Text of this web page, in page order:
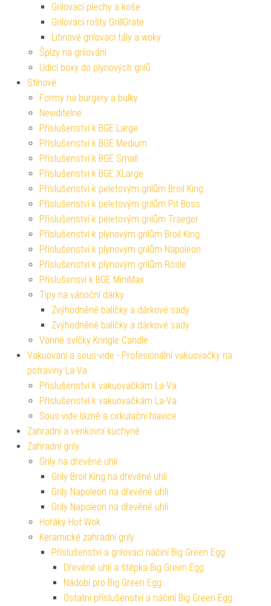
Grilovací plechy a koše
Grilovací rošty GrillGrate
Litinové grilovací tály a woky
Špízy na grilování
Udící boxy do plynových grilů
Stínové
Formy na burgery a bulky
Neviditelne
Příslušenství k BGE Large
Příslušenství k BGE Medium
Příslušenství k BGE Small
Příslušenství k BGE XLarge
Příslušenství k peletovým grilům Broil King
Příslušenství k peletovým grilům Pit Boss
Příslušenství k peletovým grilům Traeger
Příslušenství k plynovým grilům Broil King
Příslušenství k plynovým grilům Napoleon
Příslušenství k plynovým grilům Rösle
Příslušensví k BGE MiniMax
Tipy na vánoční dárky
Zvýhodněné balíčky a dárkové sady
Zvýhodněné balíčky a dárkové sady
Vonné svíčky Kringle Candle
Vakuování a sous-vide - Profesionální vakuovačky na
potraviny La-Va
Příslušenství k vakuovačkám La-Va
Příslušenství k vakuovačkám La-Va
Sous-vide lázně a cirkulační hlavice
Zahradní a venkovní kuchyně
Zahradní grily
Grily na dřevěné uhlí
Grily Broil King na dřevěné uhlí
Grily Napoleon na dřevěné uhlí
Grily Napoleon na dřevěné uhlí
Hořáky Hot Wok
Keramické zahradní grily
Příslušenství a grilovací náčiní Big Green Egg
Dřevěné uhlí a štěpka Big Green Egg
Nádobí pro Big Green Egg
Ostatní příslušenství a náčiní Big Green Egg